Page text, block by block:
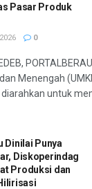
Pasar Produk
0
Menengah
diarahkan untuk
Dinilai Punya
Diskoperindag
Produksi dan